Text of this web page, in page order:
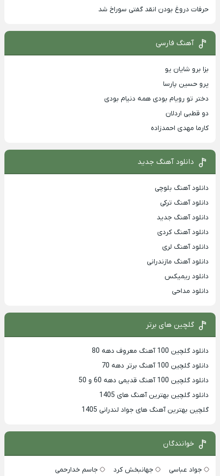
حرفات دروغ بودن انقد گفتی سوراخ شد
آهنگ فارسی
بزا برو شایان یو
پرو حسین پارسا
دختر تو رویام بودی همه دنیام بودی
دو قطبی اردلان
کارما مهدی احمدزاده
دانلود آهنگ جدید
دانلود آهنگ بلوچی
دانلود آهنگ ترکی
دانلود آهنگ جدید
دانلود آهنگ کردی
دانلود آهنگ لری
دانلود آهنگ مازندرانی
دانلود ریمیکس
دانلود مداحی
گلچین های برتر
دانلود گلچین 100 آهنگ معروف دهه 80
دانلود گلچین 100 آهنگ برتر دهه 70
دانلود گلچین 100 آهنگ قدیمی دهه 60 و 50
دانلود گلچین بهترین آهنگ های 1405
گلچین بهترین آهنگ های جواد لندرانی 1405
خوانندگان
جواد عباسی جهانبخش کرد
جاسم خدارحمی